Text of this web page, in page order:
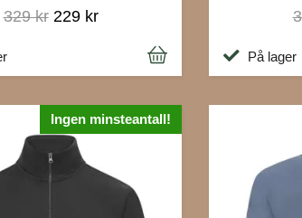
329 kr 229 kr
På lager
Ingen minsteantall!